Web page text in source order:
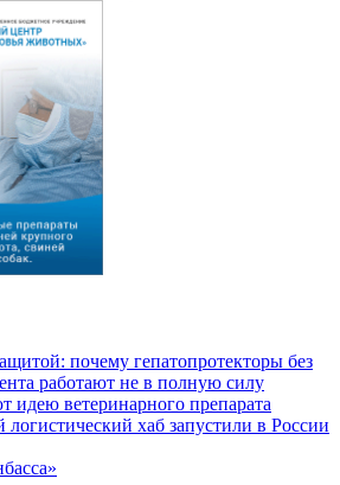
почему гепатопротекторы без
работают не в полную силу
идею ветеринарного препарата
хаб запустили в России